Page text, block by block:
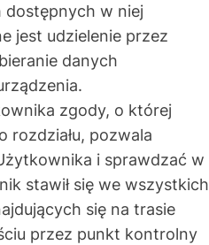
w niej
jest udzielenie przez
danych
zgody, o której
rozdziału, pozwala
i sprawdzać w
stawił się we wszystkich
się na trasie
przez punkt kontrolny